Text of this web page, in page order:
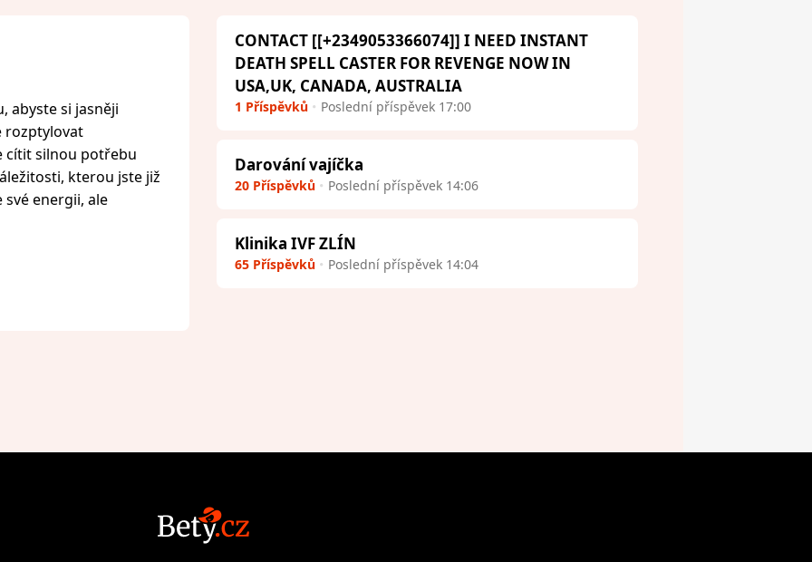
abyste si jasněji
rozptylovat
cítit silnou potřebu
kterou jste již
energii, ale
CONTACT [[+2349053366074]] I NEED INSTANT
DEATH SPELL CASTER FOR REVENGE NOW IN
USA,UK, CANADA, AUSTRALIA
1 Příspěvků Poslední příspěvek 17:00
Darování vajíčka
20 Příspěvků Poslední příspěvek 14:06
Klinika IVF ZLÍN
65 Příspěvků Poslední příspěvek 14:04